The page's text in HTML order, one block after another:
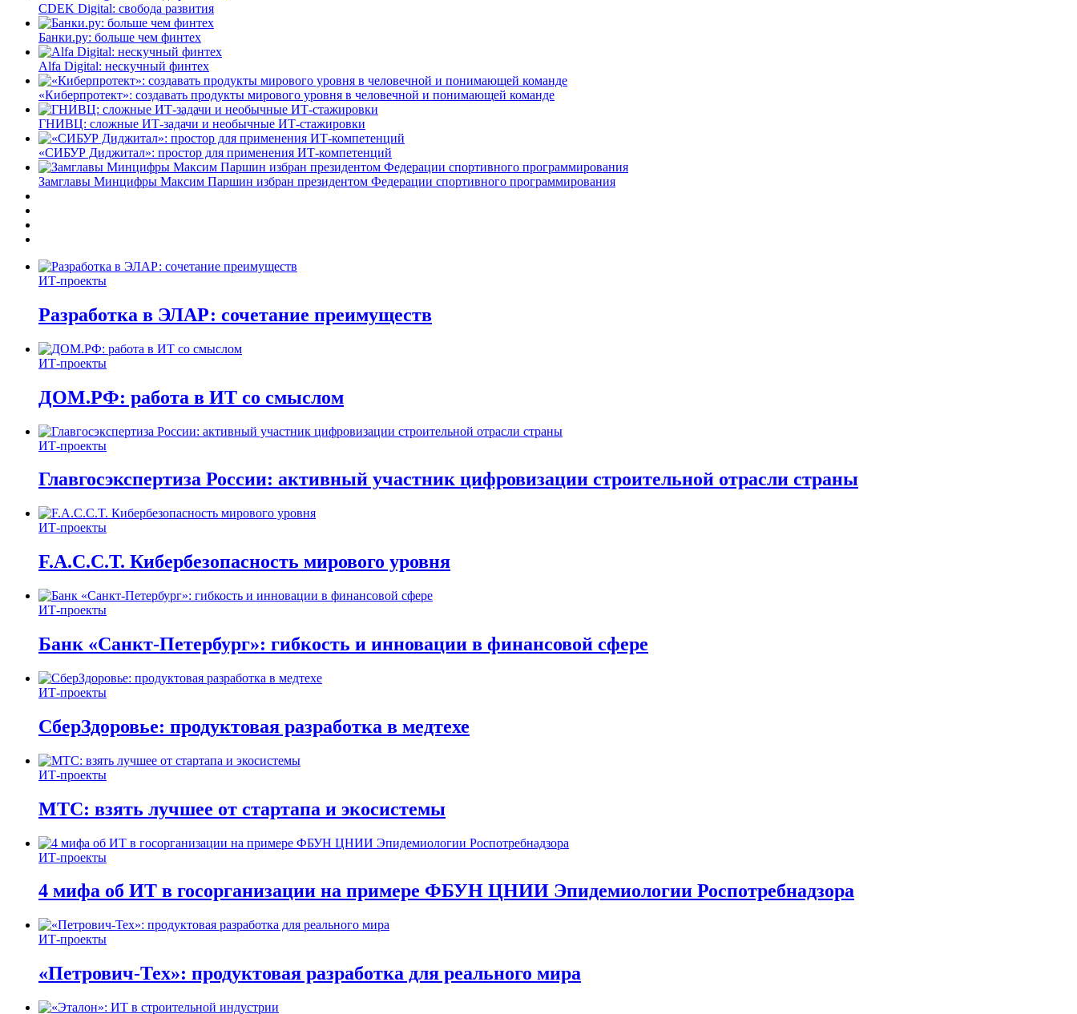
CDEK Digital: свобода развития
Банки.ру: больше чем финтех
Alfa Digital: нескучный финтех
«Киберпротект»: создавать продукты мирового уровня в человечной и понимающей команде
ГНИВЦ: сложные ИТ‑задачи и необычные ИТ‑стажировки
«СИБУР Диджитал»: простор для применения ИТ-компетенций
Замглавы Минцифры Максим Паршин избран президентом Федерации спортивного программирования
ИТ-проекты
Разработка в ЭЛАР: сочетание преимуществ
ИТ-проекты
ДОМ.РФ: работа в ИТ со смыслом
ИТ-проекты
Главгосэкспертиза России: активный участник цифровизации строительной отрасли страны
ИТ-проекты
F.A.C.C.T. Кибербезопасность мирового уровня
ИТ-проекты
Банк «Санкт-Петербург»: гибкость и инновации в финансовой сфере
ИТ-проекты
СберЗдоровье: продуктовая разработка в медтехе
ИТ-проекты
МТС: взять лучшее от стартапа и экосистемы
ИТ-проекты
4 мифа об ИТ в госорганизации на примере ФБУН ЦНИИ Эпидемиологии Роспотребнадзора
ИТ-проекты
«Петрович-Тех»: продуктовая разработка для реального мира